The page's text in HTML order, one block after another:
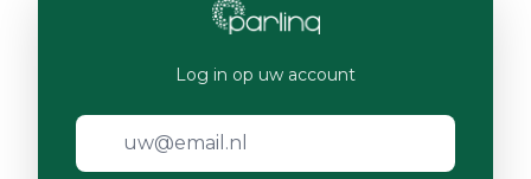
Log in op uw account